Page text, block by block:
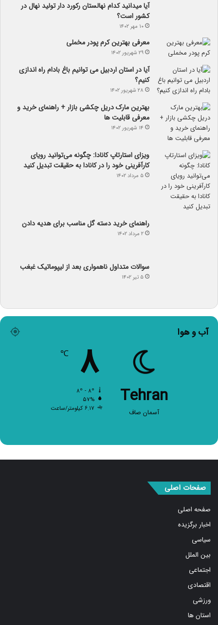
آیا می­دانید کدام نهالستان رکورد دار تولید نهال­ در
کشور است؟
۱۰ مهر ۱۴۰۲
معرفی بهترین کرم پودر مخملی
۲۹ شهریور ۱۴۰۲
آیا در استان اردبیل می توانیم باغ بادام راه اندازی
کنیم؟
۲۸ شهریور ۱۴۰۲
بهترین مارک دریل چکشی بازار + راهنمای خرید و
معرفی قابلیت ها
۱۴ شهریور ۱۴۰۲
ویزای استارتاپ کانادا: چگونه می‌توانید رویای
کارآفرینی خود را در کانادا به حقیقت تبدیل کنید
۵ مرداد ۱۴۰۲
راهنمای خرید دسته گل مناسب برای هدیه دادن
۲ مرداد ۱۴۰۲
سوالات متداول ناهمواری بعد از لیپوماتیک غبغب
۵ تیر ۱۴۰۲
آب و هوا
Tehran
آسمان صاف
۸
۵۷%
۶.۱۷ کیلومتر/ساعت
صفحه اصلی
اخبار برگزیده
سیاسی
بین الملل
اجتماعی
اقتصادی
ورزشی
استان ها
فرهنگ و هنر